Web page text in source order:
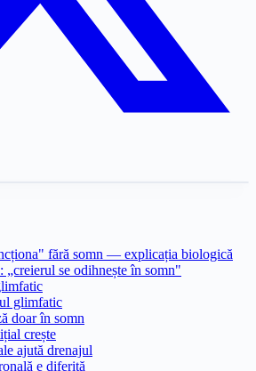
fără somn — explicația biologică
„creierul se odihnește în somn"
glimfatic
doar în somn
crește
ajută drenajul
e diferită